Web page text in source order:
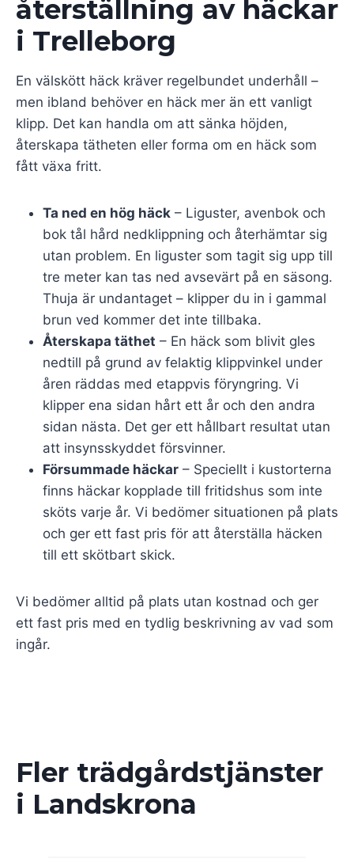
återställning av häckar
i Trelleborg
En välskött häck kräver regelbundet underhåll –
men ibland behöver en häck mer än ett vanligt
klipp. Det kan handla om att sänka höjden,
återskapa tätheten eller forma om en häck som
fått växa fritt.
Ta ned en hög häck – Liguster, avenbok och
bok tål hård nedklippning och återhämtar sig
utan problem. En liguster som tagit sig upp till
tre meter kan tas ned avsevärt på en säsong.
Thuja är undantaget – klipper du in i gammal
brun ved kommer det inte tillbaka.
Återskapa täthet – En häck som blivit gles
nedtill på grund av felaktig klippvinkel under
åren räddas med etappvis föryngring. Vi
klipper ena sidan hårt ett år och den andra
sidan nästa. Det ger ett hållbart resultat utan
att insynsskyddet försvinner.
Försummade häckar – Speciellt i kustorterna
finns häckar kopplade till fritidshus som inte
sköts varje år. Vi bedömer situationen på plats
och ger ett fast pris för att återställa häcken
till ett skötbart skick.
Vi bedömer alltid på plats utan kostnad och ger
ett fast pris med en tydlig beskrivning av vad som
ingår.
Fler trädgårdstjänster
i Landskrona